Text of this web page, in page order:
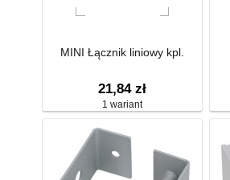
MINI Łącznik liniowy kpl.
21,84 zł
1 wariant